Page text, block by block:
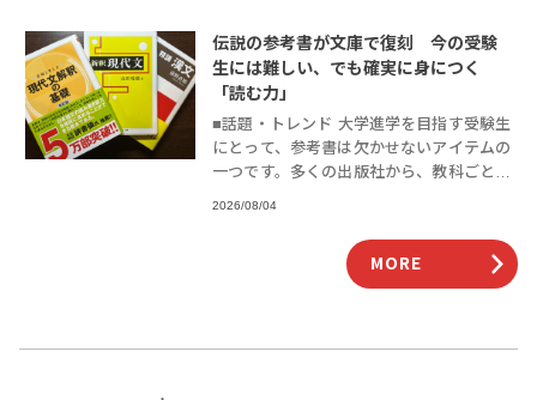
伝説の参考書が文庫で復刻 今の受験
生には難しい、でも確実に身につく
「読む力」
■話題・トレンド 大学進学を目指す受験生
にとって、参考書は欠かせないアイテムの
一つです。多くの出版社から、教科ごとに
2026/08/04
MORE